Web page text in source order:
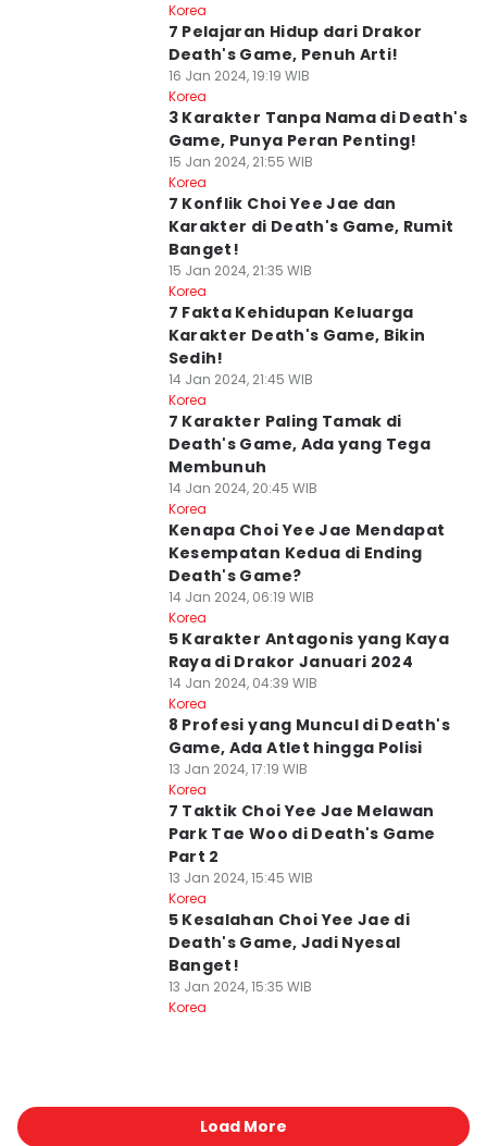
Korea
7 Pelajaran Hidup dari Drakor
Death's Game, Penuh Arti!
16 Jan 2024, 19:19 WIB
Korea
3 Karakter Tanpa Nama di Death's
Game, Punya Peran Penting!
15 Jan 2024, 21:55 WIB
Korea
7 Konflik Choi Yee Jae dan
Karakter di Death's Game, Rumit
Banget!
15 Jan 2024, 21:35 WIB
Korea
7 Fakta Kehidupan Keluarga
Karakter Death's Game, Bikin
Sedih!
14 Jan 2024, 21:45 WIB
Korea
7 Karakter Paling Tamak di
Death's Game, Ada yang Tega
Membunuh
14 Jan 2024, 20:45 WIB
Korea
Kenapa Choi Yee Jae Mendapat
Kesempatan Kedua di Ending
Death's Game?
14 Jan 2024, 06:19 WIB
Korea
5 Karakter Antagonis yang Kaya
Raya di Drakor Januari 2024
14 Jan 2024, 04:39 WIB
Korea
8 Profesi yang Muncul di Death's
Game, Ada Atlet hingga Polisi
13 Jan 2024, 17:19 WIB
Korea
7 Taktik Choi Yee Jae Melawan
Park Tae Woo di Death's Game
Part 2
13 Jan 2024, 15:45 WIB
Korea
5 Kesalahan Choi Yee Jae di
Death's Game, Jadi Nyesal
Banget!
13 Jan 2024, 15:35 WIB
Korea
Load More